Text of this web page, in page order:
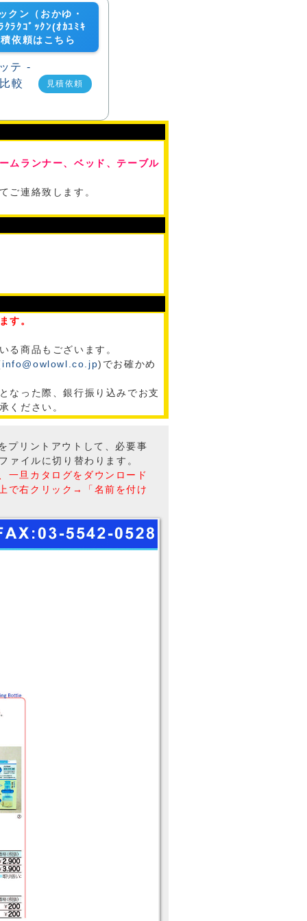
クン（おかゆ・
ｸﾗｸｺﾞｯｸﾝ(ｵｶﾕﾐｷ
依頼はこちら
見積依頼
ムランナー、ベッド、テーブル
ご連絡致します。
す。
る商品もございます。
info@owlowl.co.jp)でお確かめ
なった際、銀行振り込みでお支
ください。
プリントアウトして、必要事
イルに切り替わります。
一旦カタログをダウンロード
で右クリック→「名前を付け